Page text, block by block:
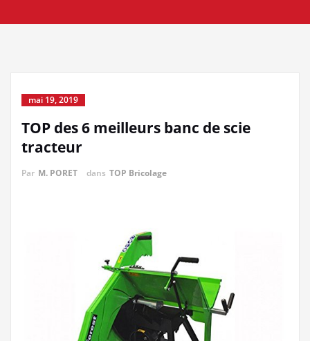
mai 19, 2019
TOP des 6 meilleurs banc de scie
tracteur
Par M. PORET dans TOP Bricolage